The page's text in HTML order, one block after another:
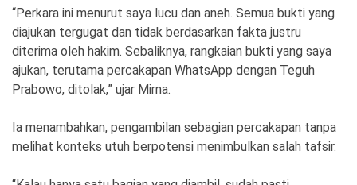
News
Indonesia
.
All
Right
Reserve
“Perkara ini menurut saya lucu dan aneh. Semua bukti yang
diajukan tergugat dan tidak berdasarkan fakta justru
diterima oleh hakim. Sebaliknya, rangkaian bukti yang saya
ajukan, terutama percakapan WhatsApp dengan Teguh
Prabowo, ditolak,” ujar Mirna.
Ia menambahkan, pengambilan sebagian percakapan tanpa
melihat konteks utuh berpotensi menimbulkan salah tafsir.